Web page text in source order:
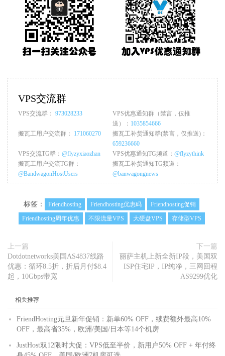
VPS交流群
VPS交流群： 973028233
VPS优惠通知群（禁言，仅推
送）： 1035854666
搬瓦工用户交流群： 171060270
搬瓦工补货通知群(禁言，仅推送)：
659236660
VPS交流TG群： @flyzyxiaozhan VPS优惠通知TG频道： @flyzythink
搬瓦工用户交流TG群：
@BandwagonHostUsers
搬瓦工补货通知TG频道：
@banwagongnews
标签： Friendhosting Friendhosting优惠码
Friendhosting促销
Friendhosting周年优惠
不限流量VPS 大硬盘VPS 存储型VPS
上一篇
Dotdotnetworks美国AS4837线路
优惠：循环8.5折，折后月付$8.4
起，10Gbps带宽
下一篇
丽萨主机上新全新IP段，美国双
ISP住宅IP，IP纯净，三网回程
AS9299优化
相关推荐
FriendHosting元旦新年促销：新单60% OFF，续费额外最高10%
OFF，最高省35%，欧洲/美国/日本等14个机房
JustHost双12限时大促：VPS低至半价，新用户50% OFF + 年付终